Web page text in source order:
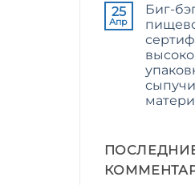
записи
The
Ultimate
Guide
to
Laminated
PP
Woven
Bags
Wholesale:
Premier
Industrial
Packaging
Supplier
25
Апр
Биг-
Food
Grade
FIBC
Bag: